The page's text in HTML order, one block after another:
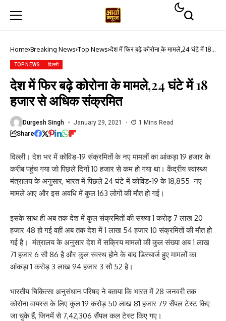
Home Breaking News Top News देश में फिर बढ़े कोरोना के मामले,24 घंटे में 18
TOP NEWS दिल्ली
देश में फिर बढ़े कोरोना के मामले,24 घंटे में 18
हजार से अधिक संक्रमित
Durgesh Singh January 29, 2021 1 Mins Read
Share
दिल्ली। देश भर में कोविड-19 संक्रमितों के नए मामलों का आंकड़ा 19 हजार के
करीब पहुंच गया जो पिछले दिनों 10 हजार से कम हो गया था। केंद्रीय स्वास्थ्य
मंत्रालय के अनुसार, भारत में पिछले 24 घंटे में कोविड-19 के 18,855 नए
मामले आए और इस अवधि में कुल 163 लोगों की मौत हो गई।
इसके साथ ही अब तक देश में कुल संक्रमितों की संख्या 1 करोड़ 7 लाख 20
हजार 48 हो गई वहीं अब तक देश में 1 लाख 54 हजार 10 संक्रमितों की मौत हो
गई है। मंत्रालय के अनुसार देश में सक्रिय मामलों की कुल संख्या अब 1 लाख
71 हजार 6 सौ 86 है और कुल स्वस्थ होने के बाद डिस्चार्ज हुए मामलों का
आंकड़ा 1 करोड़ 3 लाख 94 हजार 3 सौ 52 है।
भारतीय चिकित्सा अनुसंधान परिषद ने बताया कि भारत में 28 जनवरी तक
कोरोना वायरस के लिए कुल 19 करोड़ 50 लाख 81 हजार 79 सैंपल टेस्ट किए
जा चुके हैं, जिनमें से 7,42,306 सैंपल कल टेस्ट किए गए।